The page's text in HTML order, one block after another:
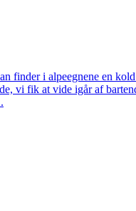
finder i alpeegnene en
vi fik at vide igår af